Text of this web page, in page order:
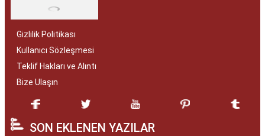
Gizlilik Politikası
Kullanıcı Sözleşmesi
Teklif Hakları ve Alıntı
Bize Ulaşın
SON EKLENEN YAZILAR